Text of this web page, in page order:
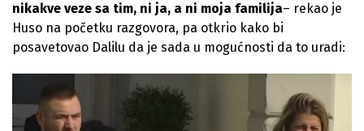
nikakve veze sa tim, ni ja, a ni moja familija– rekao je
Huso na početku razgovora, pa otkrio kako bi
posavetovao Dalilu da je sada u mogućnosti da to uradi: